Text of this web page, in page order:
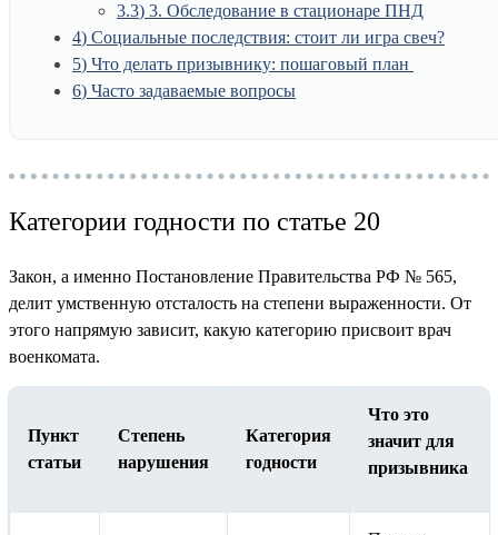
3.3 3. Обследование в стационаре ПНД
4 Социальные последствия: стоит ли игра свеч?
5 Что делать призывнику: пошаговый план
6 Часто задаваемые вопросы
Категории годности по статье 20
Закон, а именно Постановление Правительства РФ № 565,
делит умственную отсталость на степени выраженности. От
этого напрямую зависит, какую категорию присвоит врач
военкомата.
Пункт
статьи
Степень
нарушения
Категория
годности
Что это
значит для
призывника